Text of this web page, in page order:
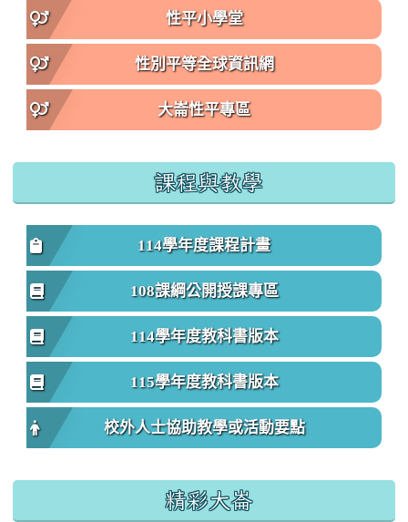
性平小學堂
性別平等全球資訊網
大崙性平專區
課程與教學
114學年度課程計畫
108課綱公開授課專區
114學年度教科書版本
115學年度教科書版本
校外人士協助教學或活動要點
精彩大崙